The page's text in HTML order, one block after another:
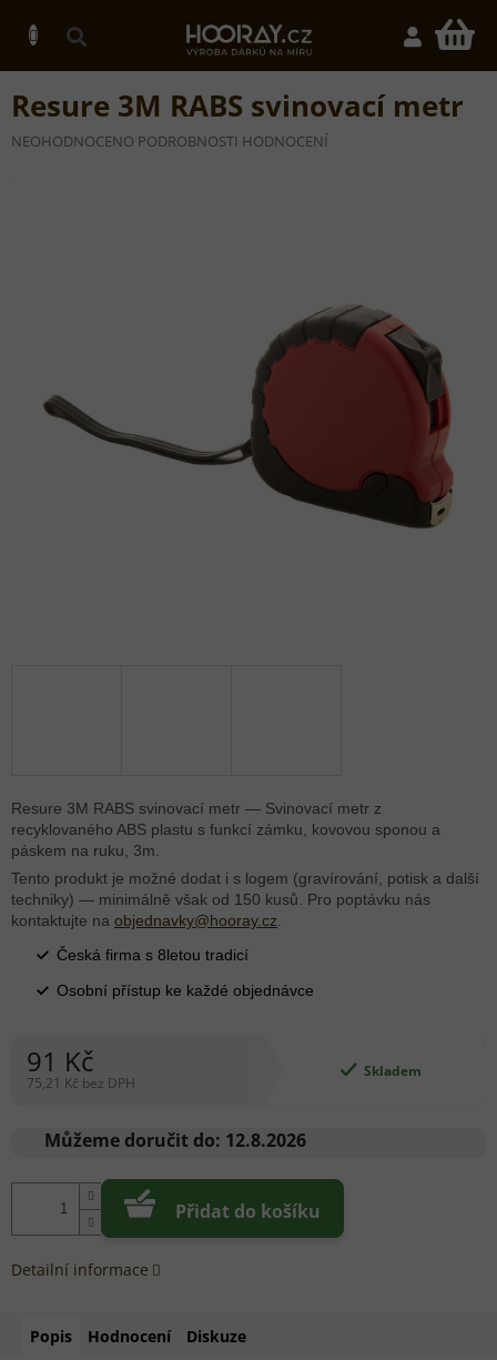
obsah
Resure 3M RABS svinovací metr
PRŮMĚRNÉ
NEOHODNOCENO PODROBNOSTI HODNOCENÍ
91 Kč
75,21 Kč bez DPH
cena:
Skladem
Můžeme doručit do: 12.8.2026
Přidat do košíku
Resure 3M RABS svinovací metr — Svinovací metr z
recyklovaného ABS plastu s funkcí zámku, kovovou sponou a
páskem na ruku, 3m.
Tento produkt je možné dodat i s logem (gravírování, potisk a další
techniky) — minimálně však od 150 kusů. Pro poptávku nás
kontaktujte na objednavky@hooray.cz.
Česká firma s 8letou tradicí
Osobní přístup ke každé objednávce
Detailní informace
Popis Hodnocení Diskuze